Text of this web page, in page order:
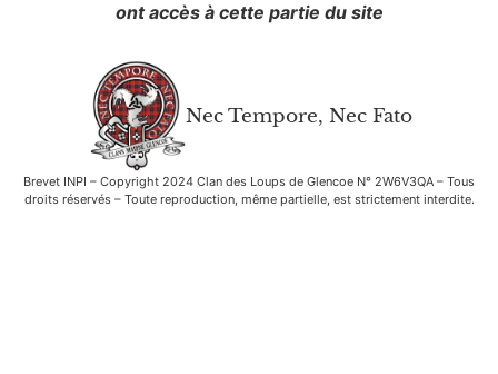
ont accès à cette partie du site
Nec Tempore, Nec Fato
Brevet INPI – Copyright 2024 Clan des Loups de Glencoe N° 2W6V3QA – Tous
droits réservés – Toute reproduction, même partielle, est strictement interdite.